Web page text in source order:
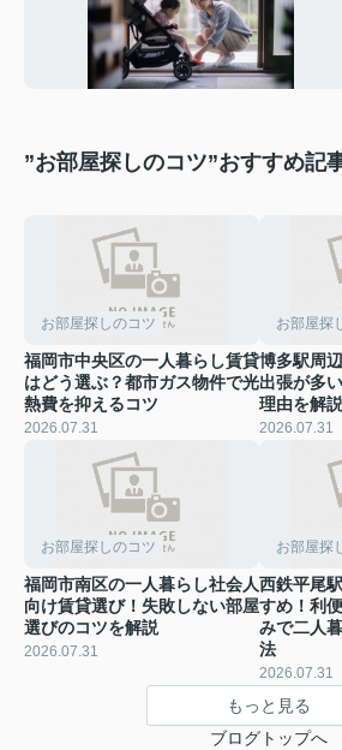
”お部屋探しのコツ”おすすめ記
お部屋探しのコツ
福岡市中央区の一人暮らし賃貸
はどう選ぶ？都市ガス物件で光
熱費を抑えるコツ
2026.07.31
お部屋探
博多駅周
出張が多
理由を解説
2026.07.31
お部屋探しのコツ
福岡市南区の一人暮らし社会人
向け賃貸選び！失敗しない部屋
選びのコツを解説
2026.07.31
お部屋探
西鉄平尾
すめ！利
みで二人
法
2026.07.31
もっと見る
ブログトップへ